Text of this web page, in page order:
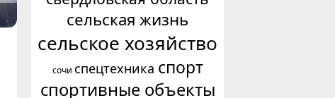
сельская жизнь
сельское хозяйство
сочи спецтехника спорт
спортивные объекты